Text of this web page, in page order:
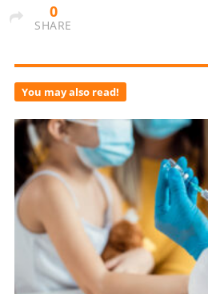
0
SHARE
You may also read!